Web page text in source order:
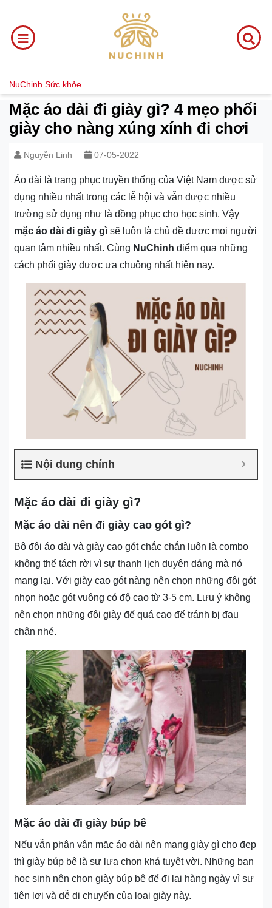
NuChinh Sức khỏe
Mặc áo dài đi giày gì? 4 mẹo phối
giày cho nàng xúng xính đi chơi
Nguyễn Linh 07-05-2022
Áo dài là trang phục truyền thống của Việt Nam được sử
dụng nhiều nhất trong các lễ hội và vẫn được nhiều
trường sử dụng như là đồng phục cho học sinh. Vậy
mặc áo dài đi giày gì sẽ luôn là chủ đề được mọi người
quan tâm nhiều nhất. Cùng NuChinh điểm qua những
cách phối giày được ưa chuộng nhất hiện nay.
Nội dung chính
Mặc áo dài đi giày gì?
Mặc áo dài nên đi giày cao gót gì?
Bộ đôi áo dài và giày cao gót chắc chắn luôn là combo
không thể tách rời vì sự thanh lịch duyên dáng mà nó
mang lại. Với giày cao gót nàng nên chọn những đôi gót
nhọn hoặc gót vuông có độ cao từ 3-5 cm. Lưu ý không
nên chọn những đôi giày đế quá cao để tránh bị đau
chân nhé.
Mặc áo dài đi giày búp bê
Nếu vẫn phân vân mặc áo dài nên mang giày gì cho đẹp
thì giày búp bê là sự lựa chọn khá tuyệt vời. Những bạn
học sinh nên chọn giày búp bê để đi lại hàng ngày vì sự
tiện lợi và dễ di chuyển của loại giày này.